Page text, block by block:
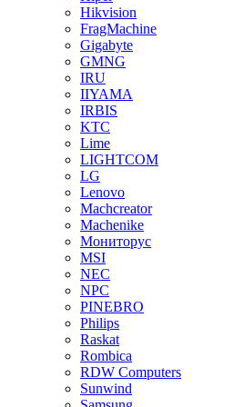
Hikvision
FragMachine
Gigabyte
GMNG
IRU
IIYAMA
IRBIS
KTC
Lime
LIGHTCOM
LG
Lenovo
Machcreator
Machenike
Мониторус
MSI
NEC
NPC
PINEBRO
Philips
Raskat
Rombica
RDW Computers
Sunwind